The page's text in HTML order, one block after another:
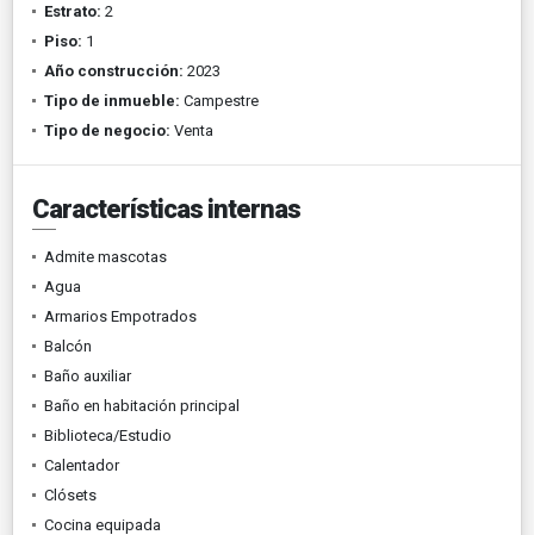
Estrato: 2
Piso: 1
Año construcción: 2023
Tipo de inmueble: Campestre
Tipo de negocio: Venta
Características internas
Admite mascotas
Agua
Armarios Empotrados
Balcón
Baño auxiliar
Baño en habitación principal
Biblioteca/Estudio
Calentador
Clósets
Cocina equipada